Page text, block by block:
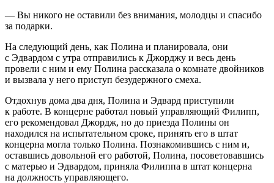
— Вы никого не оставили без внимания, молодцы и спасибо
за подарки.
На следующий день, как Полина и планировала, они
с Эдвардом с утра отправились к Джорджу и весь день
провели с ним и ему Полина рассказала о комнате двойников
и вызвала у него приступ безудержного смеха.
Отдохнув дома два дня, Полина и Эдвард приступили
к работе. В концерне работал новый управляющий Филипп,
его рекомендовал Джордж, но до приезда Полины он
находился на испытательном сроке, принять его в штат
концерна могла только Полина. Познакомившись с ним и,
оставшись довольной его работой, Полина, посоветовавшись
с матерью и Эдвардом, приняла Филиппа в штат концерна
на должность управляющего.